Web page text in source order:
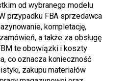
od wybranego modelu
przypadku FBA sprzedawca
kompletację,
a także za obsługę
te obowiązki i koszty
co oznacza konieczność
zakupu materiałów